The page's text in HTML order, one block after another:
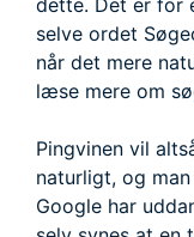
dette. Det er for
selve ordet
når det mere
læse mere om
Pingvinen vil
naturligt, og
Google har